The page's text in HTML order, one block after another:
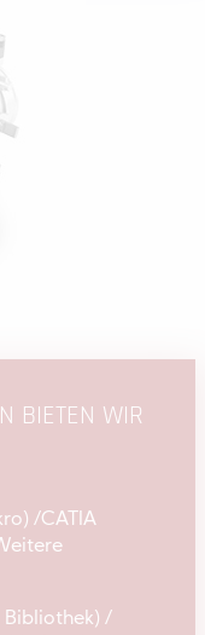
BIETEN WIR
/CATIA
Bibliothek) /